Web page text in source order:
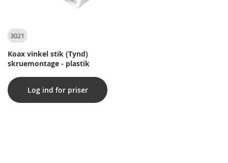
3021
Koax vinkel stik (Tynd)
skruemontage - plastik
Log ind for priser